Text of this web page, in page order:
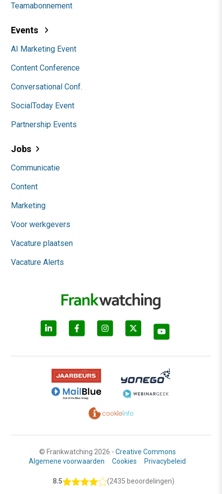
Teamabonnement
Events
AI Marketing Event
Content Conference
Conversational Conf.
SocialToday Event
Partnership Events
Jobs
Communicatie
Content
Marketing
Voor werkgevers
Vacature plaatsen
Vacature Alerts
© Frankwatching 2026 - Creative Commons
Algemene voorwaarden
Cookies Privacybeleid
8.5 (2435 beoordelingen)